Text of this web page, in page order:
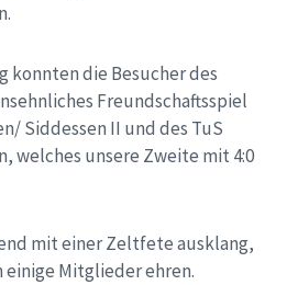
konnten die Besucher des
Freundschaftsspiel
Siddessen II und des TuS
welches unsere Zweite mit 4:0
mit einer Zeltfete ausklang,
einige Mitglieder ehren.